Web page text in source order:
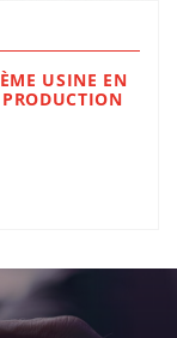
USINE EN
PRODUCTION